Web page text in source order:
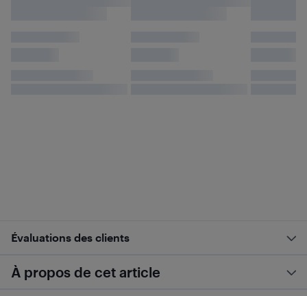
Évaluations des clients
À propos de cet article